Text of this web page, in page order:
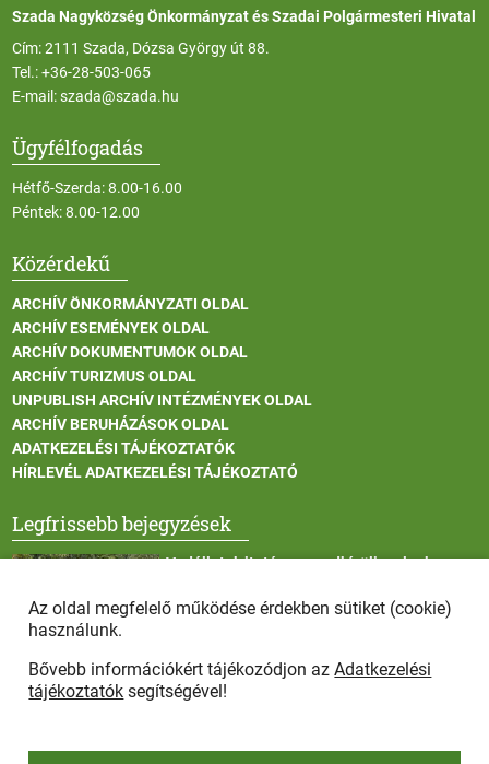
Szada Nagyközség Önkormányzat és Szadai Polgármesteri Hivatal
Cím: 2111 Szada, Dózsa György út 88.
Tel.:+36-28-503-065
E-mail:szada@szada.hu
Ügyfélfogadás
Hétfő-Szerda: 8.00-16.00
Péntek: 8.00-12.00
Közérdekű
ARCHÍV ÖNKORMÁNYZATI OLDAL
ARCHÍV ESEMÉNYEK OLDAL
ARCHÍV DOKUMENTUMOK OLDAL
ARCHÍV TURIZMUS OLDAL
UNPUBLISH ARCHÍV INTÉZMÉNYEK OLDAL
ARCHÍV BERUHÁZÁSOK OLDAL
ADATKEZELÉSI TÁJÉKOZTATÓK
HÍRLEVÉL ADATKEZELÉSI TÁJÉKOZTATÓ
Legfrissebb bejegyzések
Vadállatok itatása a rendkívüli melegben
Afrikai sertéspestis - kérések a lakosság felé
Az oldal megfelelő működése érdekben sütiket (cookie)
használunk.
Bővebb információkért tájékozódjon azAdatkezelési
tájékoztatók segítségével!